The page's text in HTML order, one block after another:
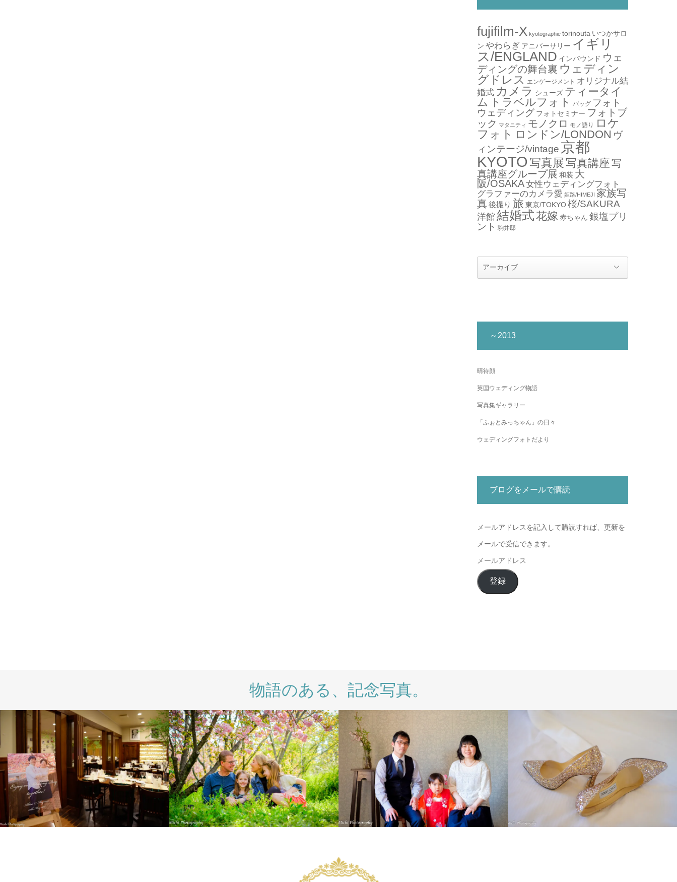
fujifilm-X kyotographie torinouta いつかサロ
ン やわらぎ アニバーサリー イギリ
ス/ENGLAND インバウンド ウェ
ディングの舞台裏 ウェディン
グドレス エンゲージメント オリジナル結
婚式 カメラ シューズ ティータイ
ム トラベルフォト バッグ フォト
ウェディング フォトセミナー フォトブ
ック マタニティ モノクロ モノ語り
ロケ
フォト ロンドン/LONDON ヴ
ィンテージ/vintage 京都
KYOTO 写真展 写真講座写
真講座グループ展 和装 大
阪/OSAKA女性ウェディングフォト
グラファーのカメラ愛 姫路/HIMEJI 家族写
真 後撮り 旅 東京/TOKYO桜/SAKURA
洋館 結婚式花嫁 赤ちゃん 銀塩プリ
ント 駒井邸
～2013
晴待顔
英国ウェディング物語
写真集ギャラリー
「ふぉとみっちゃん」の日々
ウェディングフォトだより
ブログをメールで購読
メールアドレスを記入して購読すれば、更新を
メールで受信できます。
メ
ー
ル
登録
物語のある、記念写真。
WEDDING WEDDING DAY
INTERNATIONAL LIFESTYLE LIFESTYLE
PHOTO SALON
INTERNATIONAL LONDON PHOTO
SESSION PRE WEDDING